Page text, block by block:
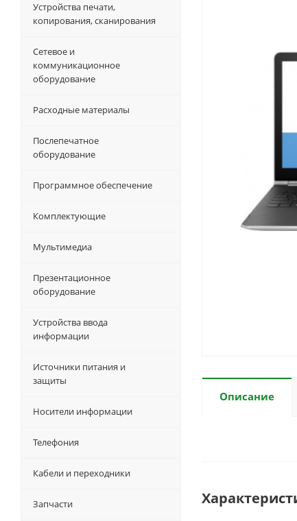
Описание
Устройства печати,
копирования, сканирования
Сетевое и
коммуникационное
оборудование
Расходные материалы
Послепечатное
оборудование
Программное обеспечение
Комплектующие
Мультимедиа
Презентационное
оборудование
Устройства ввода
информации
Источники питания и
защиты
Носители информации
Телефония
Кабели и переходники
Запчасти